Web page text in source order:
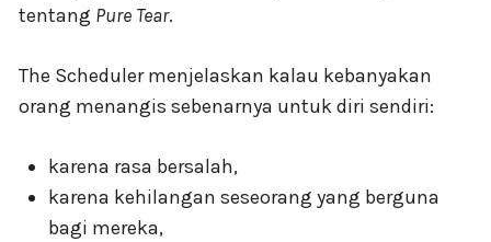
tentang Pure Tear.
The Scheduler menjelaskan kalau kebanyakan
orang menangis sebenarnya untuk diri sendiri:
karena rasa bersalah,
karena kehilangan seseorang yang berguna
bagi mereka,